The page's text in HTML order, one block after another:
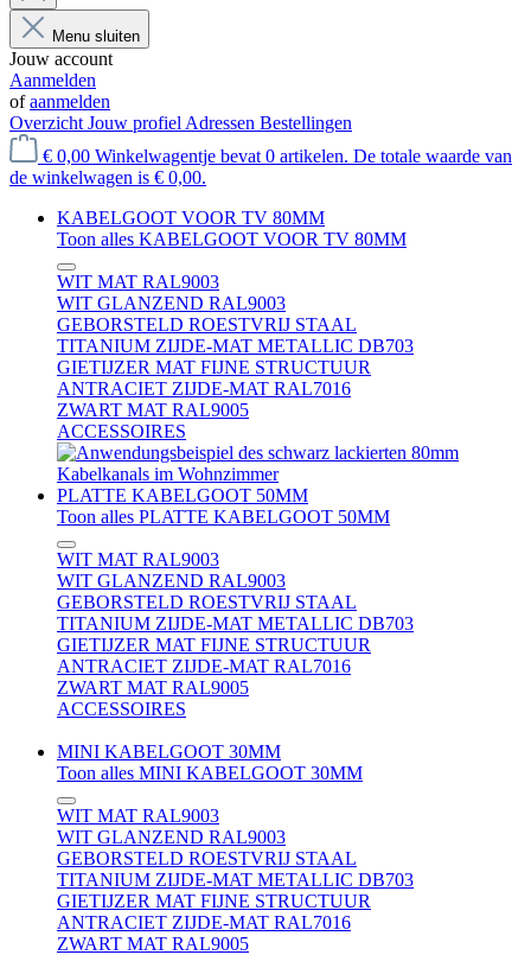
Menu sluiten
Jouw account
Aanmelden
ofaanmelden
Overzicht Jouw profiel Adressen Bestellingen
€ 0,00 Winkelwagentje bevat 0 artikelen. De totale waarde van
de winkelwagen is € 0,00.
KABELGOOT VOOR TV 80MM
Toon alles KABELGOOT VOOR TV 80MM
WIT MAT RAL9003
WIT GLANZEND RAL9003
GEBORSTELD ROESTVRIJ STAAL
TITANIUM ZIJDE-MAT METALLIC DB703
GIETIJZER MAT FIJNE STRUCTUUR
ANTRACIET ZIJDE-MAT RAL7016
ZWART MAT RAL9005
ACCESSOIRES
PLATTE KABELGOOT 50MM
Toon alles PLATTE KABELGOOT 50MM
WIT MAT RAL9003
WIT GLANZEND RAL9003
GEBORSTELD ROESTVRIJ STAAL
TITANIUM ZIJDE-MAT METALLIC DB703
GIETIJZER MAT FIJNE STRUCTUUR
ANTRACIET ZIJDE-MAT RAL7016
ZWART MAT RAL9005
ACCESSOIRES
MINI KABELGOOT 30MM
Toon alles MINI KABELGOOT 30MM
WIT MAT RAL9003
WIT GLANZEND RAL9003
GEBORSTELD ROESTVRIJ STAAL
TITANIUM ZIJDE-MAT METALLIC DB703
GIETIJZER MAT FIJNE STRUCTUUR
ANTRACIET ZIJDE-MAT RAL7016
ZWART MAT RAL9005